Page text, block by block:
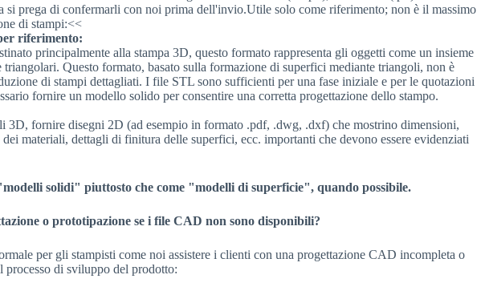
si prega di confermarli con noi prima dell'invio.Utile solo come riferimento; non è il massimo
di stampi:<<
riferimento:
principalmente alla stampa 3D, questo formato rappresenta gli oggetti come un insieme
triangolari. Questo formato, basato sulla formazione di superfici mediante triangoli, non è
di stampi dettagliati. I file STL sono sufficienti per una fase iniziale e per le quotazioni
fornire un modello solido per consentire una corretta progettazione dello stampo.
3D, fornire disegni 2D (ad esempio in formato .pdf, .dwg, .dxf) che mostrino dimensioni,
materiali, dettagli di finitura delle superfici, ecc. importanti che devono essere evidenziati
solidi" piuttosto che come "modelli di superficie", quando possibile.
o prototipazione se i file CAD non sono disponibili?
per gli stampisti come noi assistere i clienti con una progettazione CAD incompleta o
processo di sviluppo del prodotto: